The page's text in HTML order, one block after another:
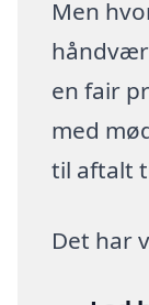
Men
en fair
med
til aftalt
Det har